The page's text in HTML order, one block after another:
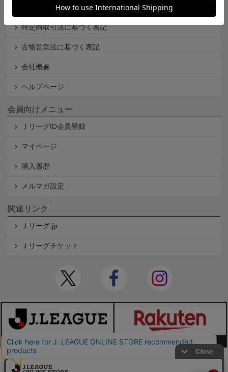
Cookieポリシー
特定商取引法に基づく表記
古物営業法に基づく表記
会社概要
ヘルプページ
会員向けメニュー
ＪリーグID会員登録
マイページ
購入履歴
メルマガ設定
関連リンク
Ｊリーグ.jp
Ｊリーグチケット
本サイトで使用している文章・画像等の無断での複製・転載を禁止します。